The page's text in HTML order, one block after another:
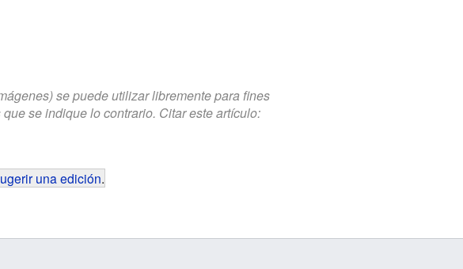
se puede utilizar libremente para fines
se indique lo contrario. Citar este artículo:
una edición.